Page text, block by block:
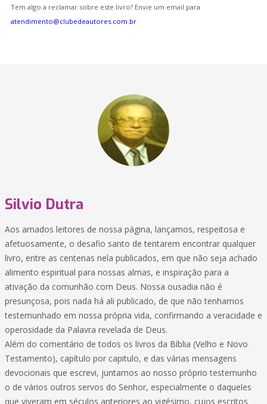
Tem algo a reclamar sobre este livro? Envie um email para
atendimento@clubedeautores.com.br
Silvio Dutra
Aos amados leitores de nossa página, lançamos, respeitosa e
afetuosamente, o desafio santo de tentarem encontrar qualquer
livro, entre as centenas nela publicados, em que não seja achado
alimento espiritual para nossas almas, e inspiração para a
ativação da comunhão com Deus. Nossa ousadia não é
presunçosa, pois nada há ali publicado, de que não tenhamos
testemunhado em nossa própria vida, confirmando a veracidade e
operosidade da Palavra revelada de Deus.
Além do comentário de todos os livros da Bíblia (Velho e Novo
Testamento), capítulo por capitulo, e das várias mensagens
devocionais que escrevi, juntamos ao nosso próprio testemunho
o de vários outros servos do Senhor, especialmente o daqueles
que viveram em séculos anteriores ao vigésimo, cujos escritos